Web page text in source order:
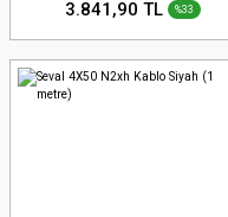
3.841,90 TL %33